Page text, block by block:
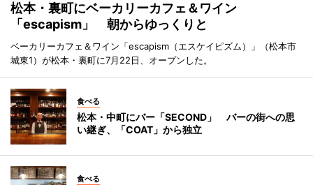
松本・裏町にベーカリーカフェ＆ワイン
「escapism」 朝からゆっくりと
ベーカリーカフェ＆ワイン「escapism（エスケイピズム）」（松本市
城東1）が松本・裏町に7月22日、オープンした。
食べる
松本・中町にバー「SECOND」 バーの街への思
い継ぎ、「COAT」から独立
食べる